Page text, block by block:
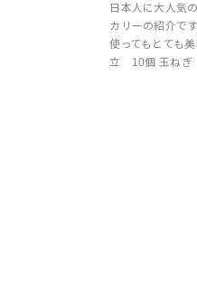
日本人に大人気
カリーの紹介で
使ってもとても
立 10個 玉ね